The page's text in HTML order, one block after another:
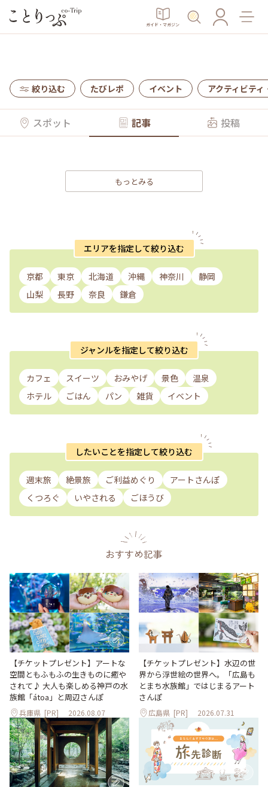
ガイド・マガジン
絞り込む たびレポ イベント アクティビティ
スポット 記事 投稿
もっとみる
エリアを指定して絞り込む
京都 東京 北海道 沖縄 神奈川
静岡
山梨
長野 奈良 鎌倉
ジャンルを指定して絞り込む
カフェ スイーツ おみやげ 景色
温泉
ホテル
ごはん パン 雑貨 イベント
したいことを指定して絞り込む
週末旅 絶景旅 ご利益めぐり
アートさんぽ
くつろぐ
いやされる ごほうび
おすすめ記事
【チケットプレゼント】アートな
空間ともふもふの生きものに癒や
されて♪ 大人も楽しめる神戸の水
族館「átoa」と周辺さんぽ
兵庫県 [PR] 2026.08.07
【チケットプレゼント】水辺の世
界から浮世絵の世界へ。「広島も
とまち水族館」ではじまるアート
さんぽ
広島県 [PR] 2026.07.31